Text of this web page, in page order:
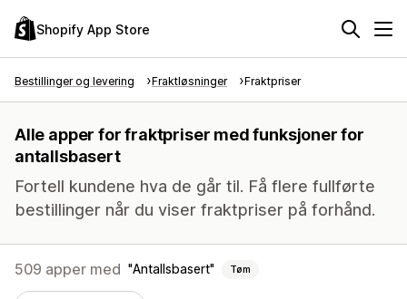
Shopify App Store
Bestillinger og levering Fraktløsninger Fraktpriser
Alle apper for fraktpriser med funksjoner for
antallsbasert
Fortell kundene hva de går til. Få flere fullførte
bestillinger når du viser fraktpriser på forhånd.
509 apper med Antallsbasert Tøm